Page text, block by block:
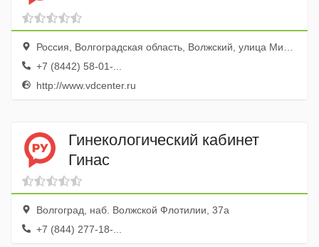
Россия, Волгоградская область, Волжский, улица Мира, 112
+7 (8442) 58-01-...
http://www.vdcenter.ru
Гинекологический кабинет
Гинас
Волгоград, наб. Волжской Флотилии, 37а
+7 (844) 277-18-...